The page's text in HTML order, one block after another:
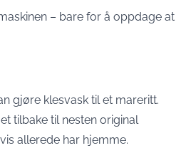
– bare for å oppdage at
gjøre klesvask til et mareritt.
tilbake til nesten original
allerede har hjemme.